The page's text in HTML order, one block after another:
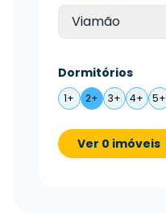
Viamão
Dormitórios
1+ 2+ 3+ 4+ 5+
Ver 0 imóveis